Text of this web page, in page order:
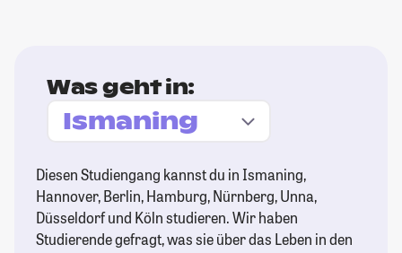
Was geht in:
Diesen Studiengang kannst du in Ismaning,
Hannover, Berlin, Hamburg, Nürnberg, Unna,
Düsseldorf und Köln studieren. Wir haben
Studierende gefragt, was sie über das Leben in den